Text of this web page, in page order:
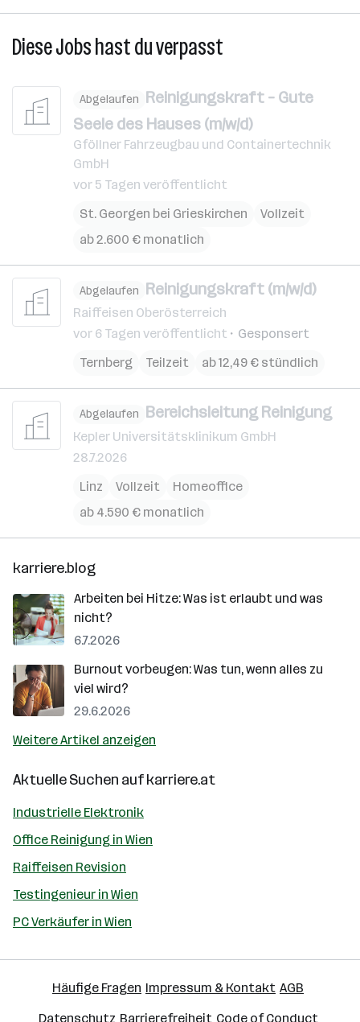
Diese Jobs hast du verpasst
Abgelaufen Reinigungskraft – Gute
Seele des Hauses (m/w/d)
Gföllner Fahrzeugbau und Containertechnik
GmbH
vor 5 Tagen veröffentlicht
St. Georgen bei Grieskirchen
Vollzeit
ab 2.600 € monatlich
Abgelaufen Reinigungskraft (m/w/d)
Raiffeisen Oberösterreich
vor 6 Tagen veröffentlicht
Gesponsert
Ternberg
Teilzeit ab 12,49 € stündlich
Abgelaufen Bereichsleitung Reinigung
Kepler Universitätsklinikum GmbH
28.7.2026
Linz
Vollzeit
Homeoffice
ab 4.590 € monatlich
karriere.blog
Arbeiten bei Hitze: Was ist erlaubt und was
nicht?
6.7.2026
Burnout vorbeugen: Was tun, wenn alles zu
viel wird?
29.6.2026
Weitere Artikel anzeigen
Aktuelle Suchen aufkarriere.at
Industrielle Elektronik
Office Reinigung in Wien
Raiffeisen Revision
Testingenieur in Wien
PC Verkäufer in Wien
Häufige Fragen Impressum & Kontakt AGB
Datenschutz Barrierefreiheit Code of Conduct